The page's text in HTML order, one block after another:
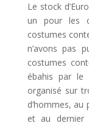
Le stock
un pour les
costumes
n’avons pas
costumes
ébahis par le
organisé sur
d’hommes,
et au dernier